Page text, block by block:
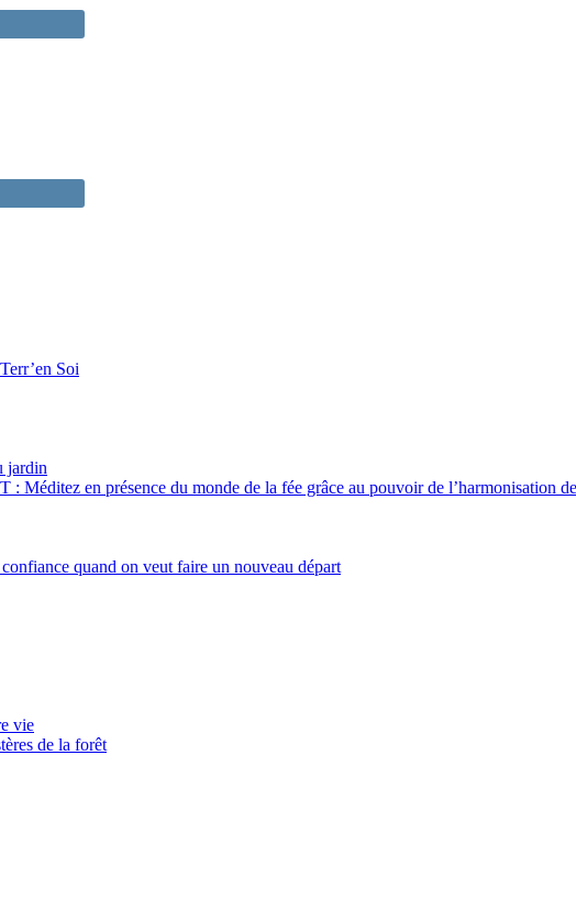
Soi
jardin
en présence du monde de la fée grâce au pouvoir de l’harmonisation
quand on veut faire un nouveau départ
vie
de la forêt